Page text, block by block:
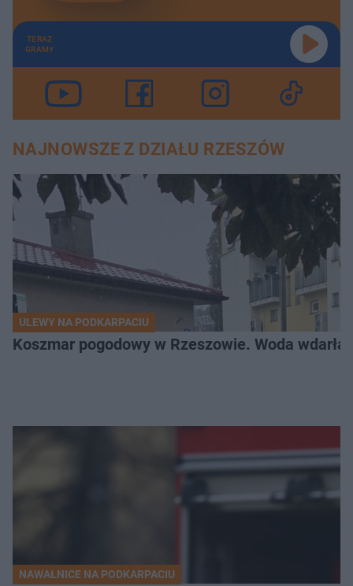
TERAZ
GRAMY
NAJNOWSZE Z DZIAŁU RZESZÓW
ULEWY NA PODKARPACIU
Koszmar pogodowy w Rzeszowie. Woda
NAWAŁNICE NA PODKARPACIU